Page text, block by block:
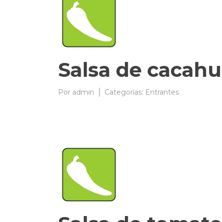
Salsa de
Por admin 10/03/2009
Categorías: Entrantes